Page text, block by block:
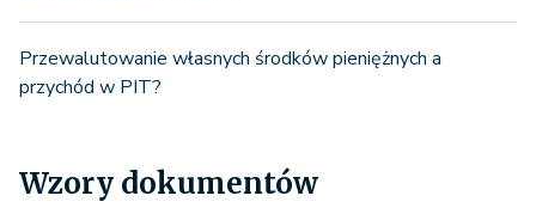
Przewalutowanie własnych środków pieniężnych a
przychód w PIT?
Wzory dokumentów